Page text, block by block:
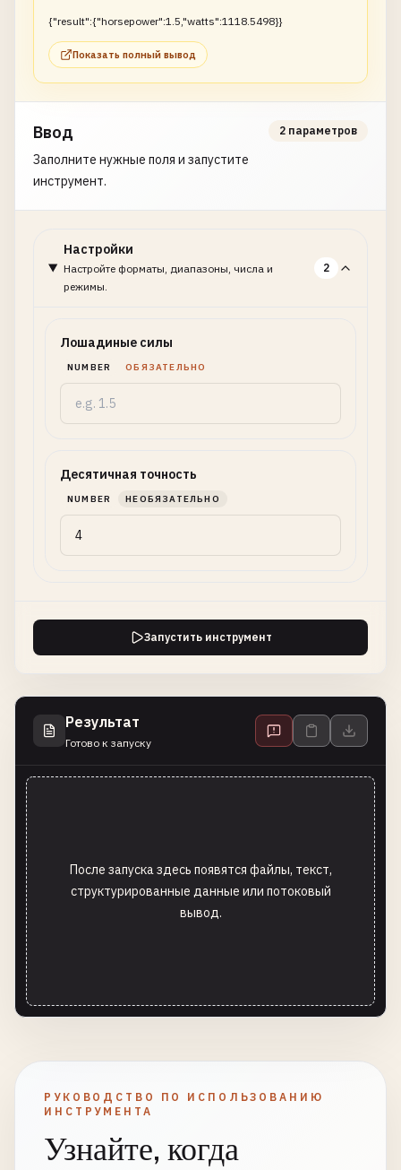
{"result":{"horsepower":1.5,"watts":1118.5498}}
Показать полный вывод
Ввод
Заполните нужные поля и запустите
инструмент.
2 параметров
Настройки
Настройте форматы, диапазоны, числа и
режимы.
2
Лошадиные силы
NUMBER ОБЯЗАТЕЛЬНО
Десятичная точность
NUMBER НЕОБЯЗАТЕЛЬНО
Запустить инструмент
Результат
Готово к запуску
После запуска здесь появятся файлы, текст,
структурированные данные или потоковый
вывод.
РУКОВОДСТВО ПО ИСПОЛЬЗОВАНИЮ
ИНСТРУМЕНТА
Узнайте, когда